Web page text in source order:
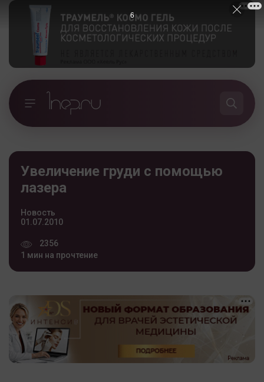
Увеличение груди с помощью
лазера
Новость
01.07.2010
2356
1 мин на прочтение
5